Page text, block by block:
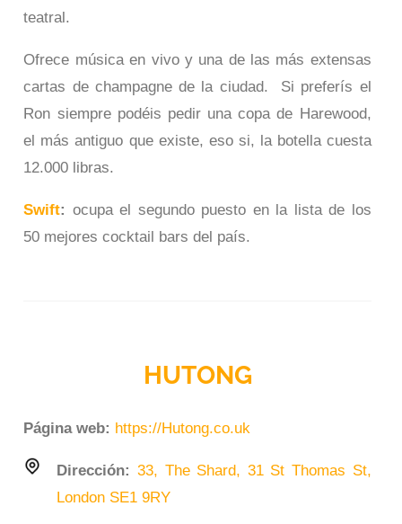
teatral.
Ofrece música en vivo y una de las más extensas
cartas de champagne de la ciudad. Si preferís el
Ron siempre podéis pedir una copa de Harewood,
el más antiguo que existe, eso si, la botella cuesta
12.000 libras.
Swift: ocupa el segundo puesto en la lista de los
50 mejores cocktail bars del país.
HUTONG
Página web: https://Hutong.co.uk
Dirección:33, The Shard, 31 St Thomas St,
London SE1 9RY